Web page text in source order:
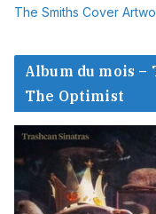
The Smiths Cover
Album du mois –
The Optimist